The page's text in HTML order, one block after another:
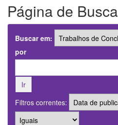
Página de Busca
Buscar em:
por
Filtros correntes: